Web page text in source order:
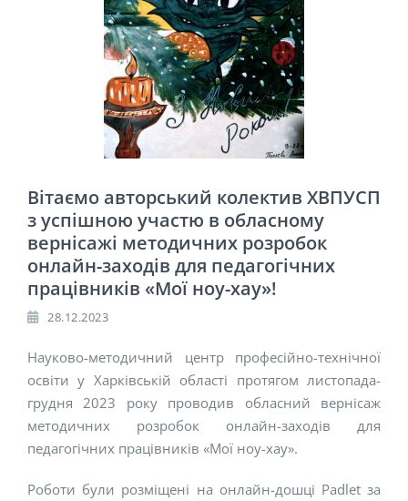
Вітаємо авторський колектив ХВПУСП
з успішною участю в обласному
вернісажі методичних розробок
онлайн-заходів для педагогічних
працівників «Мої ноу-хау»!
28.12.2023
Науково-методичний центр професійно-технічної
освіти у Харківській області протягом листопада-
грудня 2023 року проводив обласний вернісаж
методичних розробок онлайн-заходів для
педагогічних працівників «Мої ноу-хау».
Роботи були розміщені на онлайн-дошці Padlet за